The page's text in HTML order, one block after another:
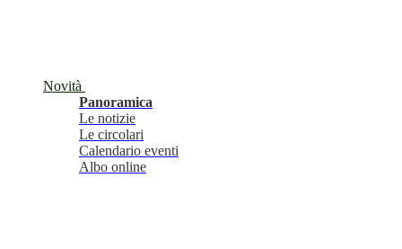
Novità
Panoramica
Le notizie
Le circolari
Calendario eventi
Albo online